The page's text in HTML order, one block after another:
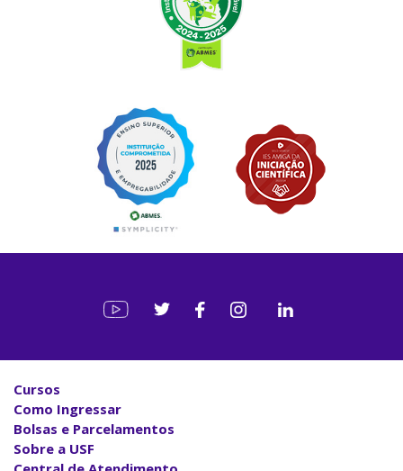
Cursos
Como Ingressar
Bolsas e Parcelamentos
Sobre a USF